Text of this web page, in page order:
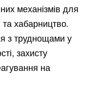
механізмів для
хабарництво.
з труднощами у
захисту
на